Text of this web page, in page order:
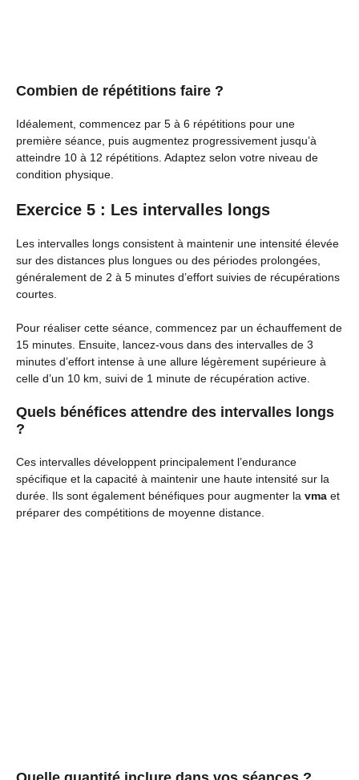
Combien de répétitions faire ?
Idéalement, commencez par 5 à 6 répétitions pour une
première séance, puis augmentez progressivement jusqu’à
atteindre 10 à 12 répétitions. Adaptez selon votre niveau de
condition physique.
Exercice 5 : Les intervalles longs
Les intervalles longs consistent à maintenir une intensité élevée
sur des distances plus longues ou des périodes prolongées,
généralement de 2 à 5 minutes d’effort suivies de récupérations
courtes.
Pour réaliser cette séance, commencez par un échauffement de
15 minutes. Ensuite, lancez-vous dans des intervalles de 3
minutes d’effort intense à une allure légèrement supérieure à
celle d’un 10 km, suivi de 1 minute de récupération active.
Quels bénéfices attendre des intervalles longs
?
Ces intervalles développent principalement l’endurance
spécifique et la capacité à maintenir une haute intensité sur la
durée. Ils sont également bénéfiques pour augmenter la vma et
préparer des compétitions de moyenne distance.